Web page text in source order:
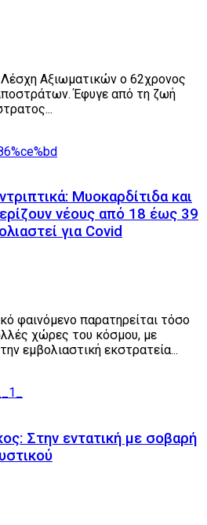
Αξιωματικών ο 62χρονος
Έφυγε από τη ζωή
Μυοκαρδίτιδα και
νέους από 18 έως 39
για Covid
φαινόμενο παρατηρείται τόσο
χώρες του κόσμου, με
εμβολιαστική εκστρατεία...
Στην εντατική με σοβαρή